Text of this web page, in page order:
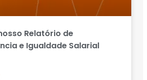
Relatório de
e Igualdade Salarial